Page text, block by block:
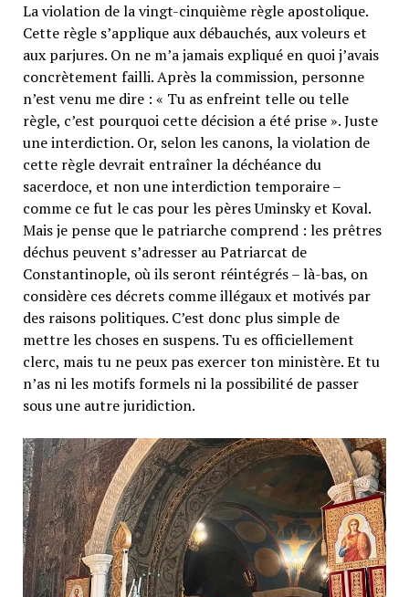
La violation de la vingt-cinquième règle apostolique.
Cette règle s’applique aux débauchés, aux voleurs et
aux parjures. On ne m’a jamais expliqué en quoi j’avais
concrètement failli. Après la commission, personne
n’est venu me dire : « Tu as enfreint telle ou telle
règle, c’est pourquoi cette décision a été prise ». Juste
une interdiction. Or, selon les canons, la violation de
cette règle devrait entraîner la déchéance du
sacerdoce, et non une interdiction temporaire –
comme ce fut le cas pour les pères Uminsky et Koval.
Mais je pense que le patriarche comprend : les prêtres
déchus peuvent s’adresser au Patriarcat de
Constantinople, où ils seront réintégrés – là-bas, on
considère ces décrets comme illégaux et motivés par
des raisons politiques. C’est donc plus simple de
mettre les choses en suspens. Tu es officiellement
clerc, mais tu ne peux pas exercer ton ministère. Et tu
n’as ni les motifs formels ni la possibilité de passer
sous une autre juridiction.